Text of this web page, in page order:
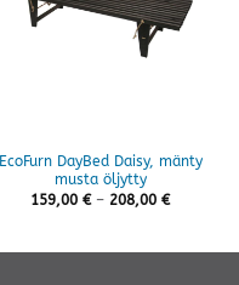
EcoFurn DayBed Daisy, mänty
musta öljytty
159,00 € – 208,00 €